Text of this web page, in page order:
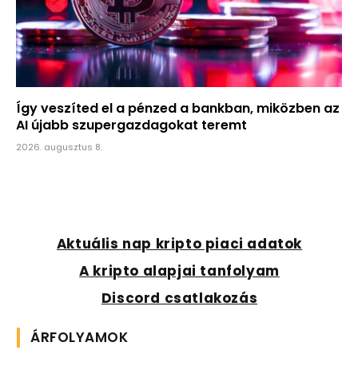
Így veszíted el a pénzed a bankban, miközben az
AI újabb szupergazdagokat teremt
2026. augusztus 8.
Aktuális nap kripto piaci adatok
A kripto alapjai tanfolyam
Discord csatlakozás
ÁRFOLYAMOK